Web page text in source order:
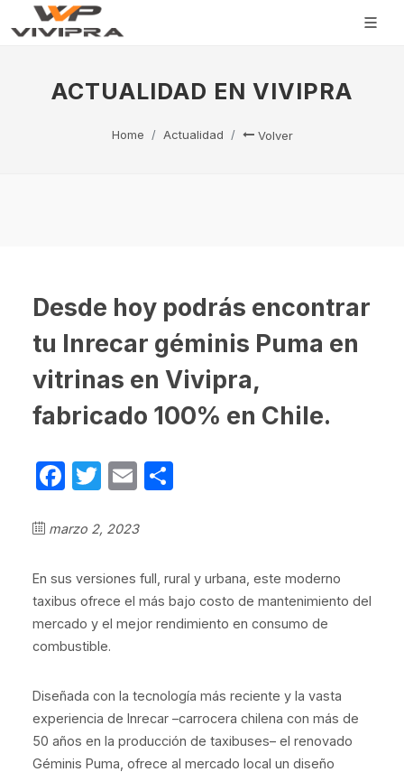
ACTUALIDAD EN VIVIPRA
Home Actualidad Volver
Desde hoy podrás encontrar
tu Inrecar géminis Puma en
vitrinas en Vivipra,
fabricado 100% en Chile.
Facebook
Twitter
Email
marzo 2, 2023
En sus versiones full, rural y urbana, este moderno
taxibus ofrece el más bajo costo de mantenimiento del
mercado y el mejor rendimiento en consumo de
combustible.
Diseñada con la tecnología más reciente y la vasta
experiencia de Inrecar –carrocera chilena con más de
50 años en la producción de taxibuses– el renovado
Géminis Puma, ofrece al mercado local un diseño